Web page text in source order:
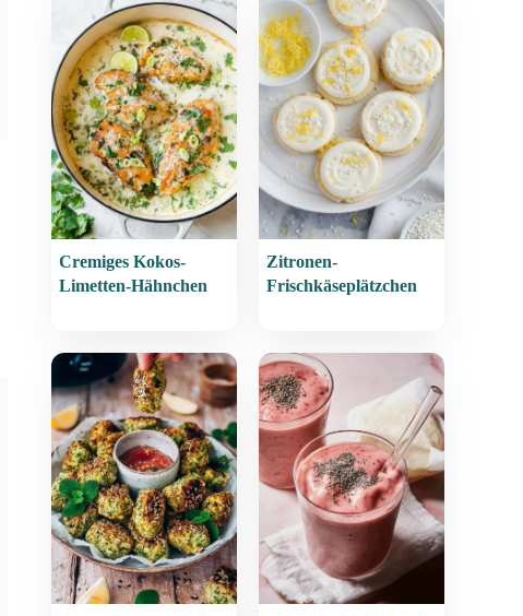
Cremiges Kokos-
Limetten-Hähnchen
Zitronen-
Frischkäseplätzchen